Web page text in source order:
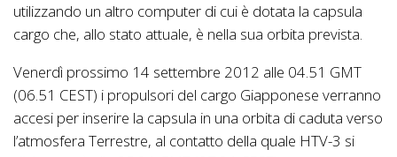
utilizzando un altro computer di cui è dotata la capsula
cargo che, allo stato attuale, è nella sua orbita prevista.
Venerdì prossimo 14 settembre 2012 alle 04.51 GMT
(06.51 CEST) i propulsori del cargo Giapponese verranno
accesi per inserire la capsula in una orbita di caduta verso
l’atmosfera Terrestre, al contatto della quale HTV-3 si